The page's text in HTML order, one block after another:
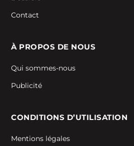
Contact
À PROPOS DE NOUS
Qui sommes-nous
Publicité
CONDITIONS D’UTILISATION
Mentions légales